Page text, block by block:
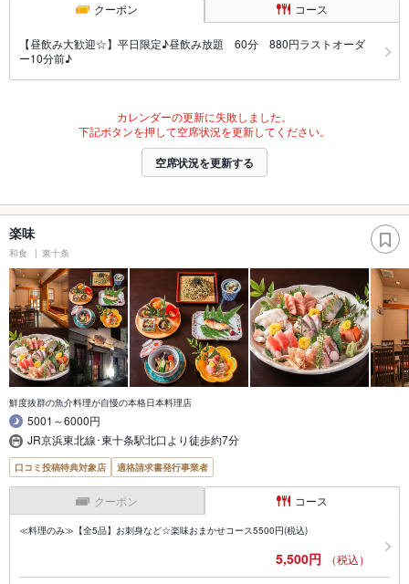
クーポン コース
【昼飲み大歓迎☆】平日限定♪昼飲み放題 60分 880円ラストオーダ
ー10分前♪
カレンダーの更新に失敗しました。
下記ボタンを押して空席状況を更新してください。
空席状況を更新する
楽味
和食 東十条
鮮度抜群の魚介料理が自慢の本格日本料理店
5001～6000円
JR京浜東北線･東十条駅北口より徒歩約7分
口コミ投稿特典対象店 適格請求書発行事業者
クーポン コース
≪料理のみ≫【全5品】お刺身など☆楽味おまかせコース5500円(税込)
5,500円 （税込）